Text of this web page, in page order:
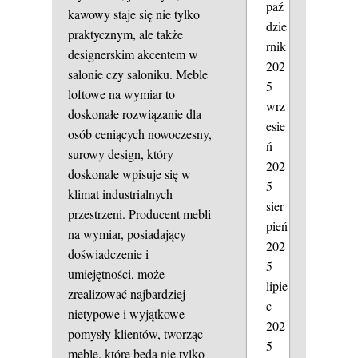
kawowy staje się nie tylko
praktycznym, ale także
designerskim akcentem w
salonie czy saloniku. Meble
loftowe na wymiar to
doskonałe rozwiązanie dla
osób ceniących nowoczesny,
surowy design, który
doskonale wpisuje się w
klimat industrialnych
przestrzeni. Producent mebli
na wymiar, posiadający
doświadczenie i
umiejętności, może
zrealizować najbardziej
nietypowe i wyjątkowe
pomysły klientów, tworząc
meble, które będą nie tylko
paź
dzie
rnik
202
5
wrz
esie
ń
202
5
sier
pień
202
5
lipie
c
202
5